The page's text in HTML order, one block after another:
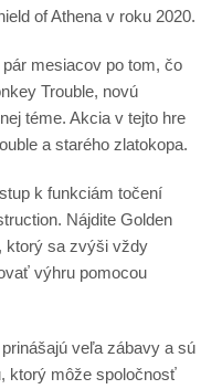
of Athena v roku 2020.
mesiacov po tom, čo
Trouble, novú
téme. Akcia v tejto hre
a starého zlatokopa.
k funkciám točení
Nájdite Golden
ktorý sa zvýši vždy
výhru pomocou
veľa zábavy a sú
ktorý môže spoločnosť